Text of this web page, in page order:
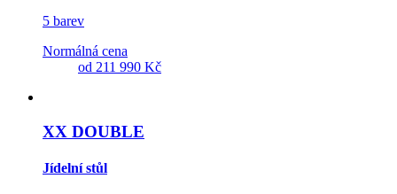
5 barev
Normálná cena
od 211 990 Kč
XX DOUBLE
Jídelní stůl